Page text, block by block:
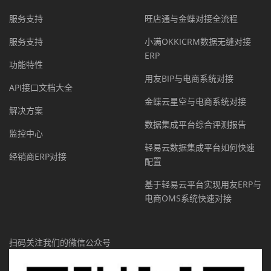
服务支持
服务支持
功能特性
API接口文档大全
解决方案
监控中心
经销商ERP对接
旺店通与金蝶对接全流程
小满OKKICRM数据无缝对接
ERP
用友BIP与电商系统对接
金蝶云星空与电商系统对接
数据集成平台综合评测报告
轻易云数据集成平台如何快速
配置
基于轻易云平台实现用友ERP与
电商OMS系统快速对接
扫码关注我们的微信公众号